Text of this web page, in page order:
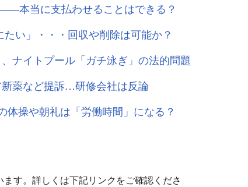
本当に支払わせることはできる？
い」・・・回収や削除は可能か？
ナイトプール「ガチ泳ぎ」の法的問題
新薬など提訴…研修会社は反論
操や朝礼は「労働時間」になる？
す。詳しくは下記リンクをご確認くださ